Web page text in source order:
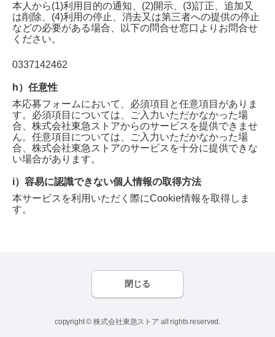
本人から(1)利用目的の通知、(2)開示、(3)訂正、追加又
は削除、(4)利用の停止、消去又は第三者への提供の停止
などの必要がある場合、以下の問合せ窓口よりお問合せ
ください。
0337142462
h）任意性
本応募フォームにおいて、必須項目と任意項目がありま
す。必須項目については、ご入力いただかなかった場
合、 株式会社東急ストアからのサービスを提供できませ
ん。任意項目については、ご入力いただかなかった場
合、 株式会社東急ストアのサービスを十分に提供できな
い場合があります。
i）容易に認識できない個人情報の取得方法
本サービスを利用いただく際にCookie情報を取得しま
す。
閉じる
copyright © 株式会社東急ストア all rights reserved.